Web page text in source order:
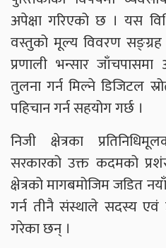
अपेक्षा गरिएको छ । यस
वस्तुको मूल्य विवरण
प्रणाली भन्सार
तुलना गर्न मिल्ने डिजिटल
पहिचान गर्न सहयोग गर्छ ।
निजी क्षेत्रका
सरकारको उक्त कदमको
क्षेत्रको मागबमोजिम जडित
गर्न तीनै संस्थाले सदस्य एवं
गरेका छन् ।